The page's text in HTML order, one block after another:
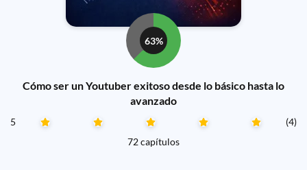
63%
Cómo ser un Youtuber exitoso desde lo básico hasta lo
avanzado
5
(4)
72 capítulos